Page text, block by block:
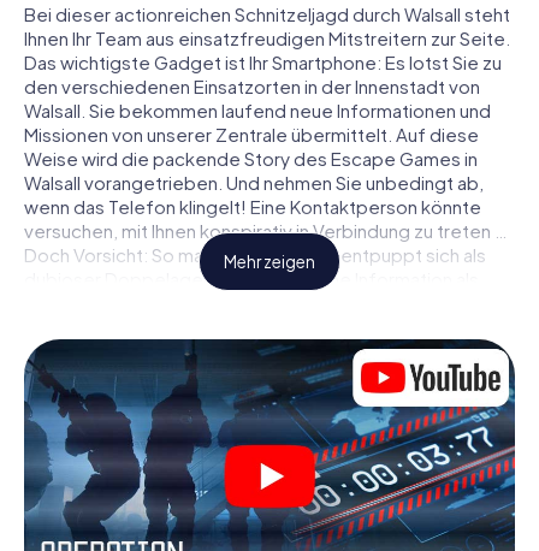
Bei dieser actionreichen Schnitzeljagd durch Walsall steht
Ihnen Ihr Team aus einsatzfreudigen Mitstreitern zur Seite.
Das wichtigste Gadget ist Ihr Smartphone: Es lotst Sie zu
den verschiedenen Einsatzorten in der Innenstadt von
Walsall. Sie bekommen laufend neue Informationen und
Missionen von unserer Zentrale übermittelt. Auf diese
Weise wird die packende Story des Escape Games in
Walsall vorangetrieben. Und nehmen Sie unbedingt ab,
wenn das Telefon klingelt! Eine Kontaktperson könnte
versuchen, mit Ihnen konspirativ in Verbindung zu treten …
Doch Vorsicht: So mancher Informant entpuppt sich als
dubioser Doppelagent und so manche Information als
Sie niemandem!
Anders als in einem klassischen Escape Room in Walsall
sind Sie also nicht in ein Zimmer eingesperrt, aus dem Sie
sich in einem vorgegebenen Zeitfenster befreien
müssen. Diese Smartphone Schnitzeljagd erklärt ganz
Walsall zu Ihrem persönlichen Spielfeld! Die technische
Voraussetzung für Ihr Agentenabenteuer in Walsall: Ein
Smartphone mit Zugang ins mobile Internet. Per Klick
Mehr zeigen